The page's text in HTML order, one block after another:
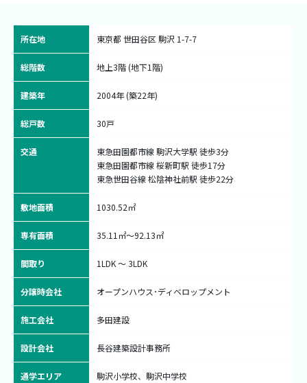
所在地 東京都 世田谷区 駒沢 1-7-7
総階数 地上3階 (地下1階)
建築年 2004年 (築22年)
総戸数 30戸
交通
東急田園都市線 駒沢大学駅 徒歩3分
東急田園都市線 桜新町駅 徒歩17分
東急世田谷線 松陰神社前駅 徒歩22分
敷地面積 1030.52㎡
専有面積 35.11㎡〜92.13㎡
間取り 1LDK ～ 3LDK
分譲時会社 オープンハウス･ディベロップメント
施工会社 多田建設
設計会社 長谷建築設計事務所
通学エリア 駒沢小学校、駒沢中学校